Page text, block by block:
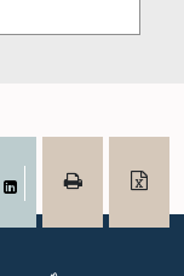
LinkedIn